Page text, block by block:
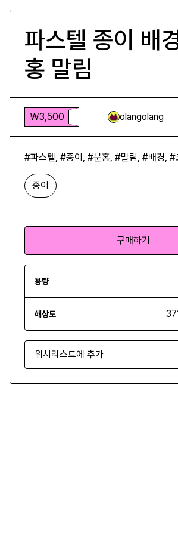
파스텔 종이 배
홍 말림
₩3,500 olangolang
#파스텔, #종이, #분홍, #말림, #배경, #
종이
구매하기
용량
해상도
위시리스트에 추가